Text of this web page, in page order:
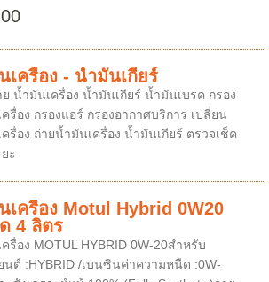
เครื่อง - น้ำมันเกียร์
น้ำมันเครื่อง น้ำมันเกียร์ น้ำมันเบรค กรอง
รื่อง กรองแอร์ กรองอากาศบริการ เปลี่ยน
รื่อง ถ่ายน้ำมันเครื่อง น้ำมันเกียร์ ตรวจเช็ค
ะ
เครื่อง Motul Hybrid 0W20
4 ลิตร
รื่อง MOTUL HYBRID 0W-20สำหรับ
นต์ :HYBRID /เบนซินค่าความหนืด :0W-